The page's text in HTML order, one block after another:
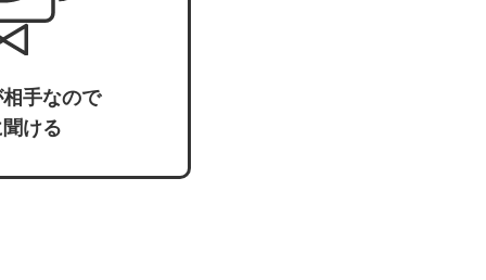
手なので
ける